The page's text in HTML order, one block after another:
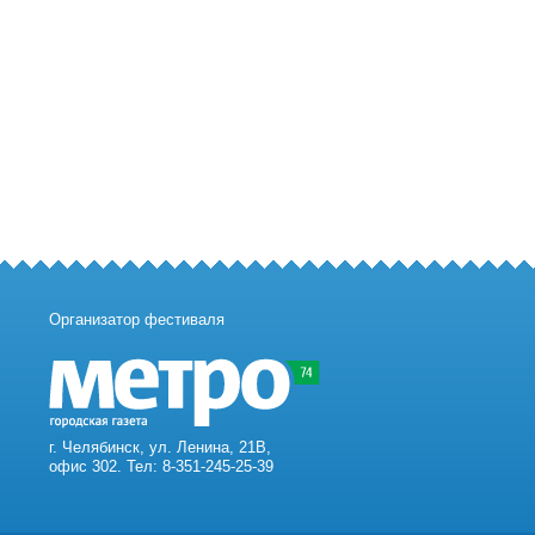
Организатор фестиваля
г. Челябинск, ул. Ленина, 21В,
офис 302. Тел: 8-351-245-25-39